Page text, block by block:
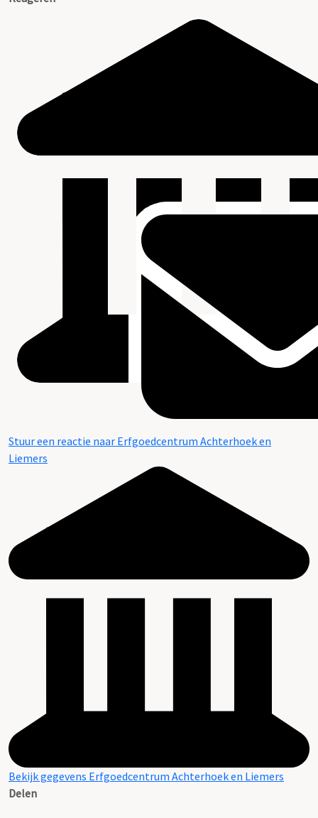
Stuur een reactie naar Erfgoedcentrum Achterhoek en
Liemers
Bekijk gegevens Erfgoedcentrum Achterhoek en Liemers
Delen